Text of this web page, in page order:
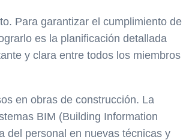
Para garantizar el cumplimiento de
es la planificación detallada
y clara entre todos los miembros
en obras de construcción. La
BIM (Building Information
del personal en nuevas técnicas y